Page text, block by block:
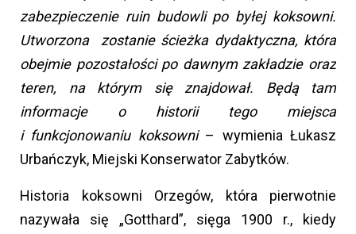
zabezpieczenie ruin budowli po byłej koksowni.
Utworzona zostanie ścieżka dydaktyczna, która
obejmie pozostałości po dawnym zakładzie oraz
teren, na którym się znajdował. Będą tam
informacje o historii tego miejsca
i funkcjonowaniu koksowni– wymienia Łukasz
Urbańczyk, Miejski Konserwator Zabytków.
Historia koksowni Orzegów, która pierwotnie
nazywała się „Gotthard”, sięga 1900 r., kiedy